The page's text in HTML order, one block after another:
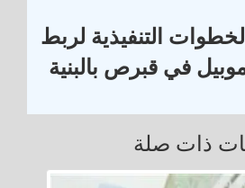
التنفيذية لربط
في قبرص بالبنية
ذات صلة